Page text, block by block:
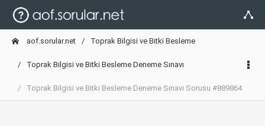
aof.sorular.net Toprak Bilgisi ve Bitki Besleme
Toprak Bilgisi ve Bitki Besleme Deneme Sınavı
Toprak Bilgisi ve Bitki Besleme Deneme Sınavı Sorusu #889864